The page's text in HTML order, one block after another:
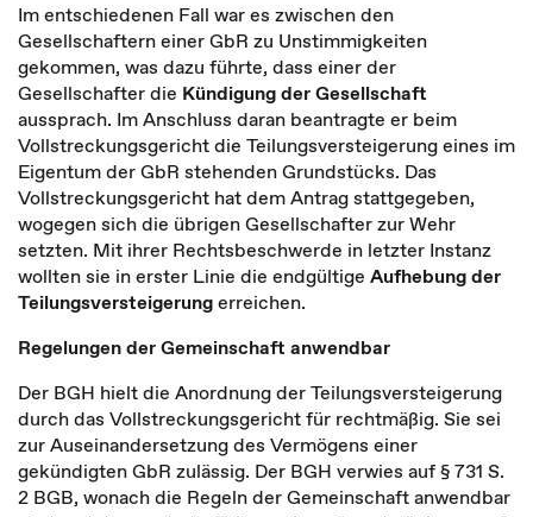
Im entschiedenen Fall war es zwischen den
Gesellschaftern einer GbR zu Unstimmigkeiten
gekommen, was dazu führte, dass einer der
Gesellschafter die Kündigung der Gesellschaft
aussprach. Im Anschluss daran beantragte er beim
Vollstreckungsgericht die Teilungsversteigerung eines im
Eigentum der GbR stehenden Grundstücks. Das
Vollstreckungsgericht hat dem Antrag stattgegeben,
wogegen sich die übrigen Gesellschafter zur Wehr
setzten. Mit ihrer Rechtsbeschwerde in letzter Instanz
wollten sie in erster Linie die endgültige Aufhebung der
Teilungsversteigerungerreichen.
Regelungen der Gemeinschaft anwendbar
Der BGH hielt die Anordnung der Teilungsversteigerung
durch das Vollstreckungsgericht für rechtmäßig. Sie sei
zur Auseinandersetzung des Vermögens einer
gekündigten GbR zulässig. Der BGH verwies auf § 731 S.
2 BGB, wonach die Regeln der Gemeinschaft anwendbar